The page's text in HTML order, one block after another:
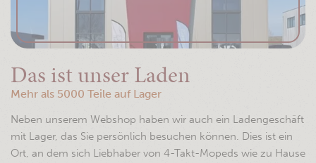
Das ist unser Laden
Mehr als 5000 Teile auf Lager
Neben unserem Webshop haben wir auch ein Ladengeschäft
mit Lager, das Sie persönlich besuchen können. Dies ist ein
Ort, an dem sich Liebhaber von 4-Takt-Mopeds wie zu Hause